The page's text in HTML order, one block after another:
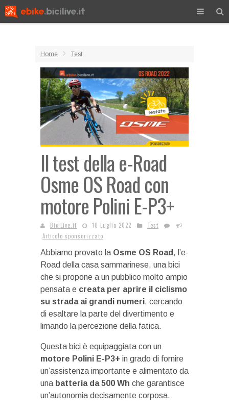
Home Test
Il test della e-Road
Osme OS Road con
motore Polini E-P3+
BiciLive.it 10 Luglio 2022
Test
Articolo sponsorizzato
Abbiamo provato la Osme OS Road , l’e-
Road della casa sammarinese, una bici
che si propone a un pubblico molto ampio
pensata e creata per aprire il ciclismo
su strada ai grandi numeri, cercando
di esaltare la parte del divertimento e
limando la percezione della fatica.
Questa bici è equipaggiata con un
motore Polini E-P3+ in grado di fornire
un’assistenza importante e alimentato da
una batteria da 500 Wh che garantisce
un’autonomia decisamente corposa.